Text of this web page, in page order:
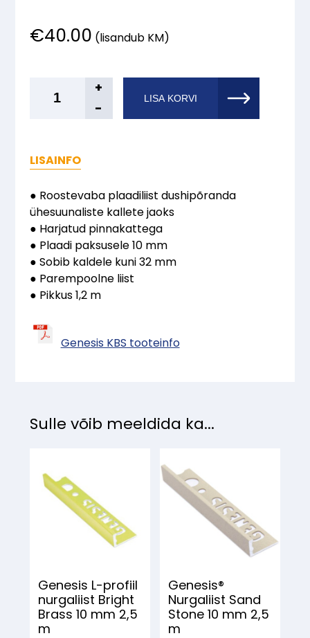
€40.00 (lisandub KM)
Roostevaba
10
/
1,2
m
parem
kogus
+
-
LISA KORVI
LISAINFO
● Roostevaba plaadiliist dushipõranda
ühesuunaliste kallete jaoks
● Harjatud pinnakattega
● Plaadi paksusele 10 mm
● Sobib kaldele kuni 32 mm
● Parempoolne liist
● Pikkus 1,2 m
Genesis KBS tooteinfo
Sulle võib meeldida ka...
Genesis L-profiil
nurgaliist Bright
Brass 10 mm 2,5
m
Genesis®
Nurgaliist Sand
Stone 10 mm 2,5
m